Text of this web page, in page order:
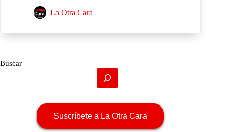
La Otra Cara
Buscar
Suscríbete a La Otra Cara